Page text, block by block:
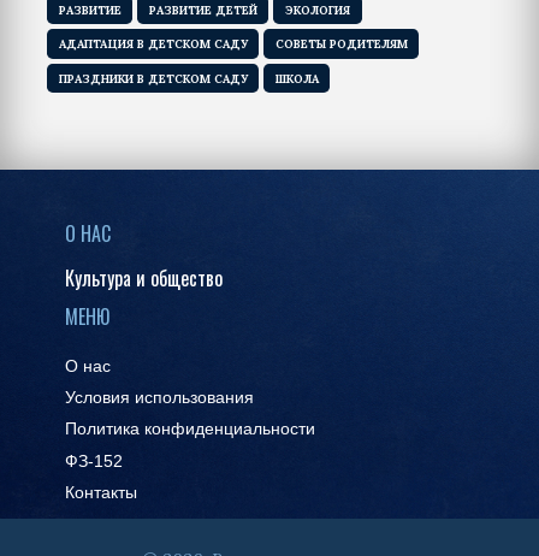
РАЗВИТИЕ РАЗВИТИЕ ДЕТЕЙ ЭКОЛОГИЯ
АДАПТАЦИЯ В ДЕТСКОМ САДУ СОВЕТЫ РОДИТЕЛЯМ
ПРАЗДНИКИ В ДЕТСКОМ САДУ ШКОЛА
О НАС
Культура и общество
МЕНЮ
О нас
Условия использования
Политика конфиденциальности
ФЗ-152
Контакты